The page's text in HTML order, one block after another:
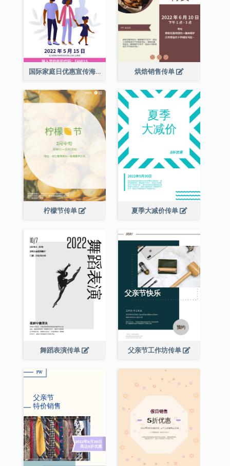
国际家庭日优惠宣传海报 烘焙销售传单
柠檬节传单 夏季大减价传单
舞蹈表演传单 父亲节工作坊传单